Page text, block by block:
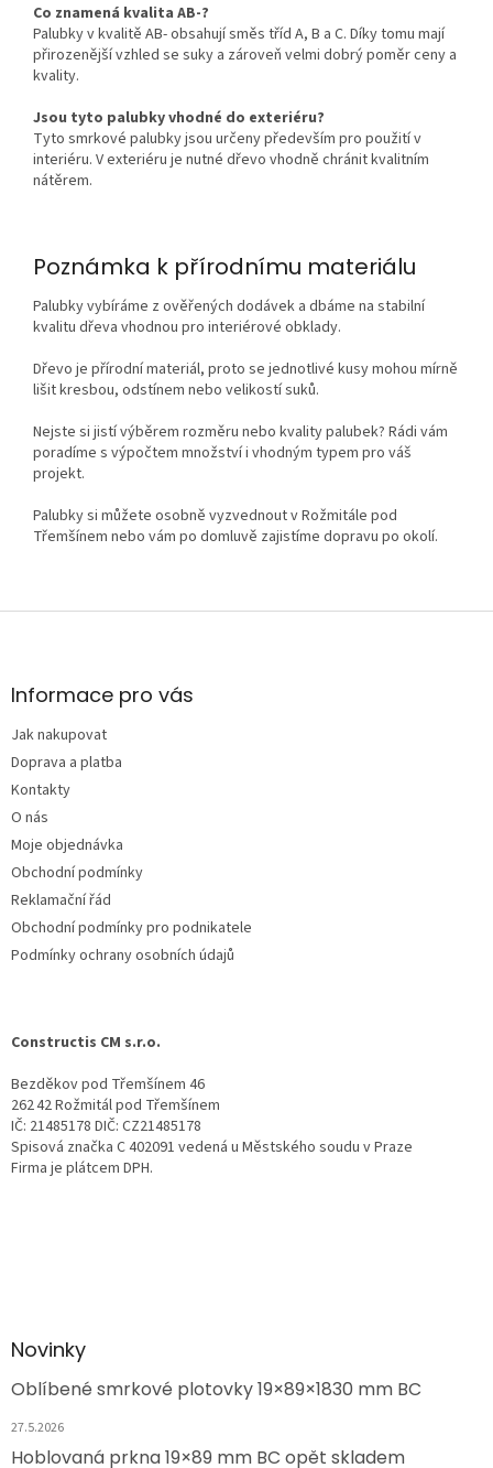
Co znamená kvalita AB-?
Palubky v kvalitě AB- obsahují směs tříd A, B a C. Díky tomu mají
přirozenější vzhled se suky a zároveň velmi dobrý poměr ceny a
kvality.
Jsou tyto palubky vhodné do exteriéru?
Tyto smrkové palubky jsou určeny především pro použití v
interiéru. V exteriéru je nutné dřevo vhodně chránit kvalitním
nátěrem.
Poznámka k přírodnímu materiálu
Palubky vybíráme z ověřených dodávek a dbáme na stabilní
kvalitu dřeva vhodnou pro interiérové obklady.
Dřevo je přírodní materiál, proto se jednotlivé kusy mohou mírně
lišit kresbou, odstínem nebo velikostí suků.
Nejste si jistí výběrem rozměru nebo kvality palubek? Rádi vám
poradíme s výpočtem množství i vhodným typem pro váš
projekt.
Palubky si můžete osobně vyzvednout v Rožmitále pod
Třemšínem nebo vám po domluvě zajistíme dopravu po okolí.
Z
aInformace pro vás
Jak nakupovat
Doprava a platba
Kontakty
O nás
Moje objednávka
Obchodní podmínky
Reklamační řád
Obchodní podmínky pro podnikatele
Podmínky ochrany osobních údajů
Constructis CM s.r.o.
Bezděkov pod Třemšínem 46
262 42 Rožmitál pod Třemšínem
IČ: 21485178 DIČ: CZ21485178
Spisová značka C 402091 vedená u Městského soudu v Praze
Firma je plátcem DPH.
Novinky
Oblíbené smrkové plotovky 19×89×1830 mm BC
27.5.2026
Hoblovaná prkna 19×89 mm BC opět skladem